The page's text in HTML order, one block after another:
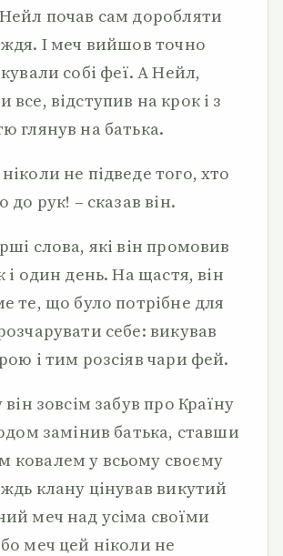
почав сам доробляти
І меч вийшов точно
собі феї. А Нейл,
все, відступив на крок і з
глянув на батька.
не підведе того, хто
до рук! – сказав він.
слова, які він промовив
і один день. На щастя, він
те, що було потрібне для
себе: викував
і тим розсіяв чари фей.
він зовсім забув про Країну
замінив батька, ставши
ковалем у всьому своєму
клану цінував викутий
меч над усіма своїми
меч цей ніколи не